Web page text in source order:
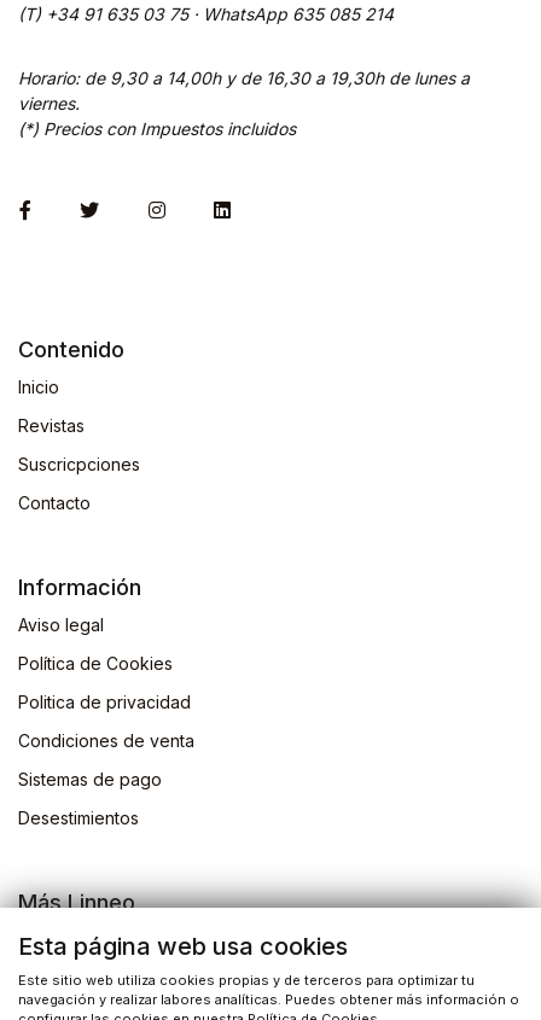
(T) +34 91 635 03 75 · WhatsApp 635 085 214
Horario: de 9,30 a 14,00h y de 16,30 a 19,30h de lunes a
viernes.
(*) Precios con Impuestos incluidos
Contenido
Inicio
Revistas
Suscricpciones
Contacto
Información
Aviso legal
Política de Cookies
Politica de privacidad
Condiciones de venta
Sistemas de pago
Desestimientos
Más Linneo
Blog
Actividades
Esta página web usa cookies
Este sitio web utiliza cookies propias y de terceros para optimizar tu
navegación y realizar labores analíticas. Puedes obtener más información o